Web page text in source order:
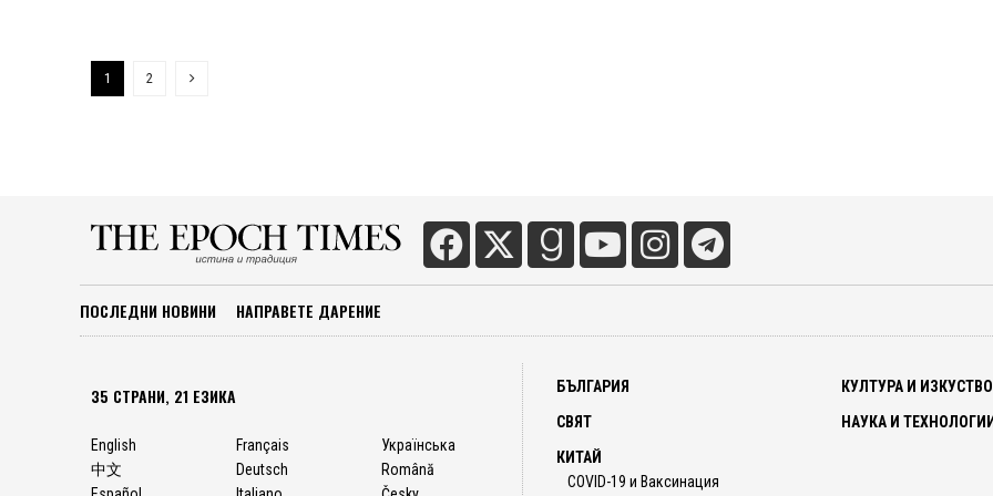
1 2
ПОСЛЕДНИ НОВИНИ НАПРАВЕТЕ ДАРЕНИЕ
35 СТРАНИ, 21 ЕЗИКА
English
中文
Français
Deutsch
Українська
Română
БЪЛГАРИЯ
СВЯТ
КИТАЙ
COVID-19 и Ваксинация
КУЛТУРА И ИЗКУСТВО
НАУКА И ТЕХНОЛОГИИ